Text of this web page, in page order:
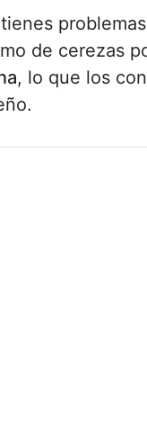
de cerezas
, lo que los